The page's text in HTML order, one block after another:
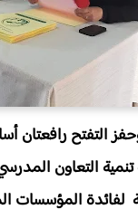
التفتح رافعتان
لفائدة المؤسسات